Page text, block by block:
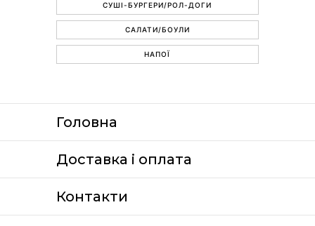
СУШІ-БУРГЕРИ/РОЛ-ДОГИ
САЛАТИ/БОУЛИ
НАПОЇ
Головна
Доставка i оплата
Контакти